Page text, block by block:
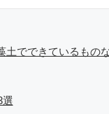
からずに、まずは落札者
は生活のインフラになる」
家計の救世主になりえると
土でできているもの
選